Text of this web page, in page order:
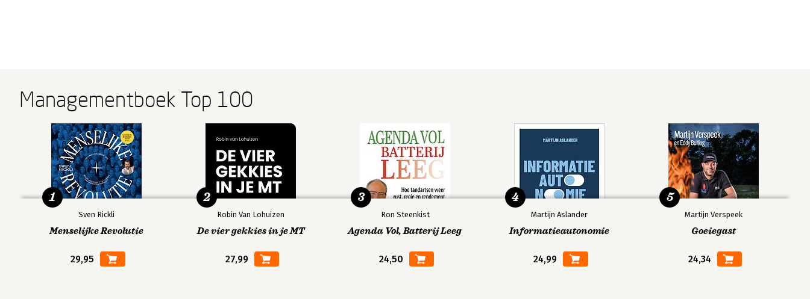
Managementboek Top 100
Sven Rickli
Menselijke Revolutie
29,95
1
Robin Van Lohuizen
De vier gekkies in je MT
27,99
2
Ron Steenkist
Agenda Vol, Batterij Leeg
24,50
3
Martijn Aslander
Informatieautonomie
24,99
4
Martijn Verspeek
Goeiegast
24,34
5